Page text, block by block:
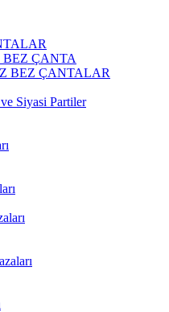
ÇANTA
BEZ ÇANTALAR
Siyasi Partiler